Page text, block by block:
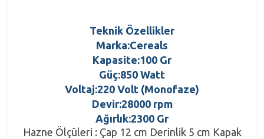
Teknik Özellikler
Marka:Cereals
Kapasite:100 Gr
Güç:850 Watt
Voltaj:220 Volt (Monofaze)
Devir:28000 rpm
Ağırlık:2300 Gr
Hazne Ölçüleri : Çap 12 cm Derinlik 5 cm Kapak